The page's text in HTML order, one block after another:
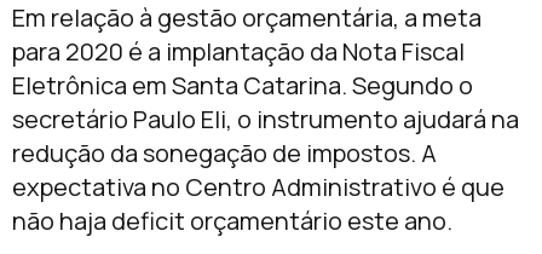
Em relação à gestão orçamentária, a meta
para 2020 é a implantação da Nota Fiscal
Eletrônica em Santa Catarina. Segundo o
secretário Paulo Eli, o instrumento ajudará na
redução da sonegação de impostos. A
expectativa no Centro Administrativo é que
não haja deficit orçamentário este ano.